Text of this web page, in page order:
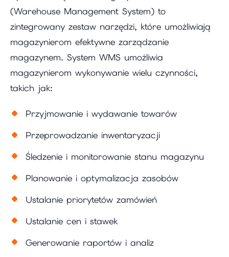
(Warehouse Management System) to
zintegrowany zestaw narzędzi, które umożliwiają
magazynierom efektywne zarządzanie
magazynem. System WMS umożliwia
magazynierom wykonywanie wielu czynności,
takich jak:
Przyjmowanie i wydawanie towarów
Przeprowadzanie inwentaryzacji
Śledzenie i monitorowanie stanu magazynu
Planowanie i optymalizacja zasobów
Ustalanie priorytetów zamówień
Ustalanie cen i stawek
Generowanie raportów i analiz